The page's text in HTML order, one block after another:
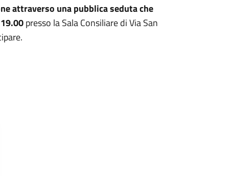
attraverso una pubblica seduta che
presso la Sala Consiliare di Via San